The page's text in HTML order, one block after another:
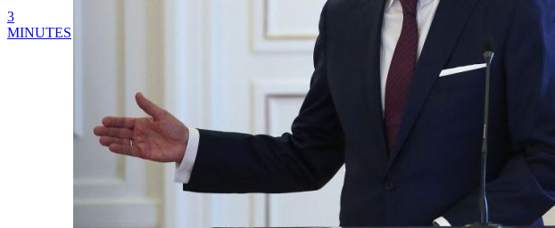
3
MINUTES